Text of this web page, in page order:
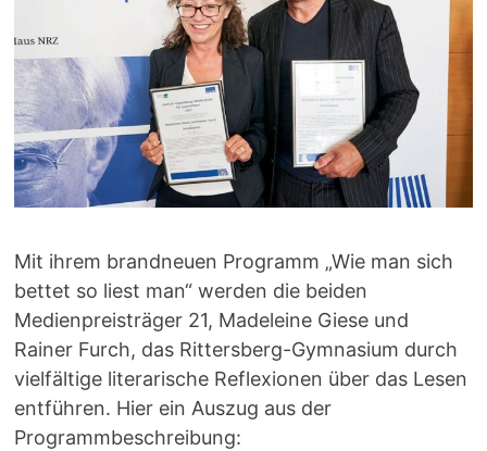
Mit ihrem brandneuen Programm „Wie man sich
bettet so liest man“ werden die beiden
Medienpreisträger 21, Madeleine Giese und
Rainer Furch, das Rittersberg-Gymnasium durch
vielfältige literarische Reflexionen über das Lesen
entführen. Hier ein Auszug aus der
Programmbeschreibung: